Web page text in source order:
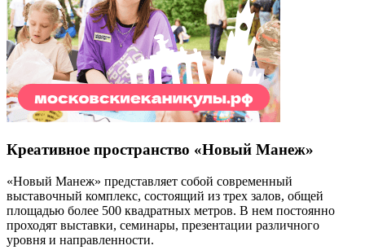
Креативное пространство «Новый Манеж»
«Новый Манеж» представляет собой современный
выставочный комплекс, состоящий из трех залов, общей
площадью более 500 квадратных метров. В нем постоянно
проходят выставки, семинары, презентации различного
уровня и направленности.